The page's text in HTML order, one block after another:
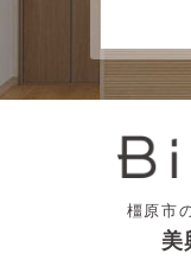
橿原市
美